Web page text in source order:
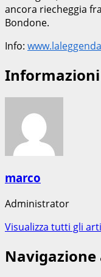
ancora riecheggia
Bondone.
Info:
marco
Administrator
Visualizza tutti gli